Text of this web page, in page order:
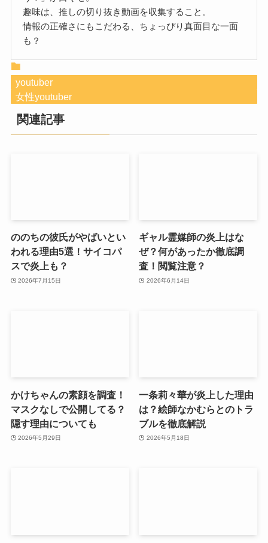
趣味は、推しの切り抜き動画を収集すること。
情報の正確さにもこだわる、ちょっぴり真面目な一面
も？
youtuber
女性youtuber
関連記事
ののちの彼氏がやばいとい
われる理由5選！サイコパ
スで炎上も？
2026年7月15日
ギャル霊媒師の炎上はな
ぜ？何があったか徹底調
査！閲覧注意？
2026年6月14日
かけちゃんの素顔を調査！
マスクなしで公開してる？
隠す理由についても
2026年5月29日
一条莉々華が炎上した理由
は？絵師なかむらとのトラ
ブルを徹底解説
2026年5月18日